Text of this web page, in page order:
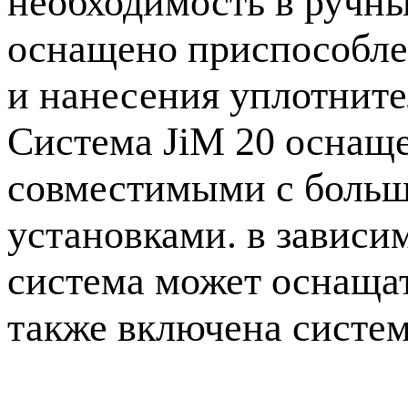
оснащено
и нанесения
Система JiM 20
совместимыми с
установками. в
система может
также включена